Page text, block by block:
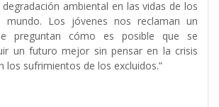
ambiental en las vidas de los
mundo. Los jóvenes nos reclaman un
preguntan cómo es posible que se
un futuro mejor sin pensar en la crisis
los sufrimientos de los excluidos.”